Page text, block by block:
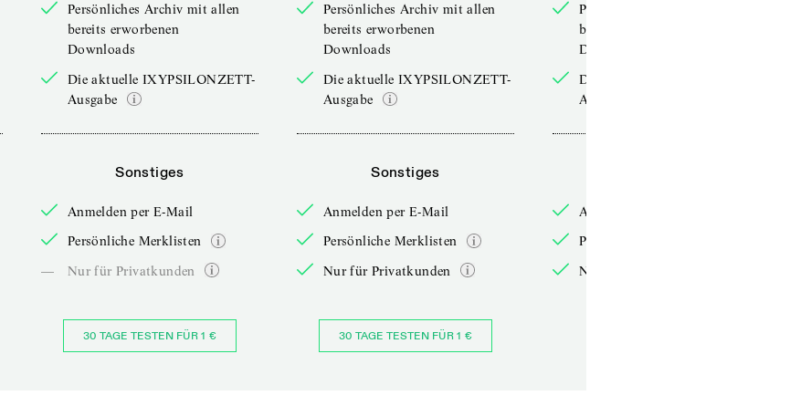
Persönliches Archiv mit allen
bereits erworbenen
Downloads
Die aktuelle IXYPSILONZETT-
Ausgabe
Sonstiges
Anmelden per E-Mail
Persönliche Merklisten
—
Nur für Privatkunden
30 TAGE TESTEN FÜR 1 €
Persönliches Archiv mit allen
bereits erworbenen
Downloads
Die aktuelle IXYPSILONZETT-
Ausgabe
Sonstiges
Anmelden per E-Mail
Persönliche Merklisten
Nur für Privatkunden
30 TAGE TESTEN FÜR 1 €
Persönliches Archiv mit allen
bereits erworbenen
Downloads
Die aktuelle IXYPSILONZETT-
Ausgabe
Anmelden per E-Mail
Persönliche Merklisten
Nur für Privatkunden